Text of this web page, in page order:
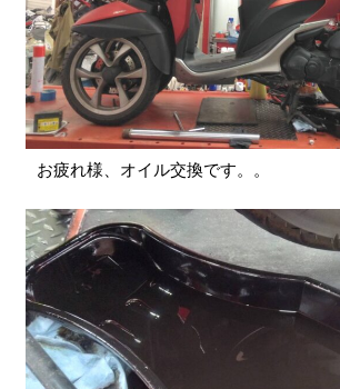
お疲れ様、オイル交換です。。